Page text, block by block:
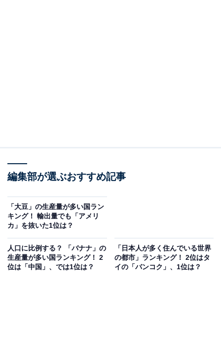
編集部が選ぶおすすめ記事
「大豆」の生産量が多い国ラン
キング！ 輸出量でも「アメリ
カ」を抜いた1位は？
人口に比例する？ 「バナナ」の
生産量が多い国ランキング！ 2
位は「中国」、では1位は？
「日本人が多く住んでいる世界
の都市」ランキング！ 2位はタ
イの「バンコク」、1位は？